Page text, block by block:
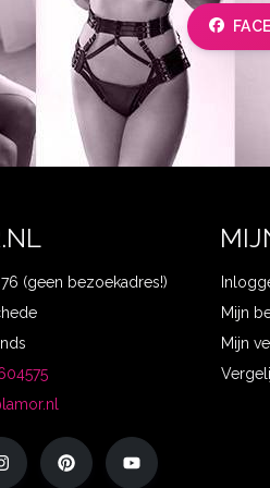
(geen bezoekadres!)
Mijn
Mijn